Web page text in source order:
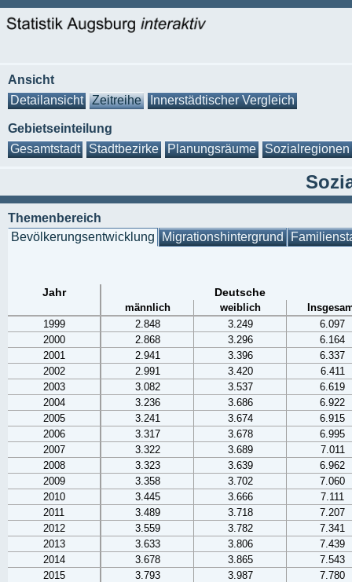
Ansicht
Detailansicht
Zeitreihe Innerstädtischer Vergleich
Gebietseinteilung
Gesamtstadt
Stadtbezirke Planungsräume Sozialregionen
Themenbereich
Bevölkerungsentwicklung Migrationshintergrund
Jahr Deutsche
männlich weiblich
1999
2.848 3.249
6.097
2000
2.868 3.296
6.164
2001
2.941 3.396
6.337
2002
2.991 3.420
6.411
2003
3.082 3.537
6.619
2004
3.236 3.686
6.922
2005
3.241 3.674
6.915
2006
3.317 3.678
6.995
2007
3.322 3.689
7.011
2008
3.323 3.639
6.962
2009
3.358 3.702
7.060
2010
3.445 3.666
7.111
2011
3.489 3.718
7.207
2012
3.559 3.782
7.341
2013
3.633 3.806
7.439
2014
3.678 3.865
7.543
2015
3.793 3.987
7.780